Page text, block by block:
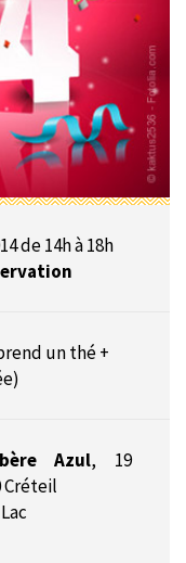
de 14h à 18h
un thé +
Azul, 19
Créteil